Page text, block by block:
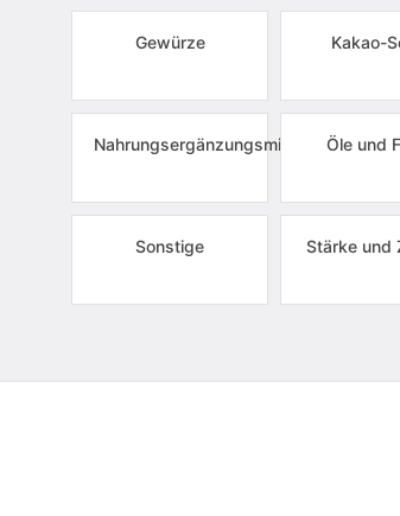
Gewürze Kakao-
Nahrungsergänzungsmittel Öle und
Sonstige Stärke und